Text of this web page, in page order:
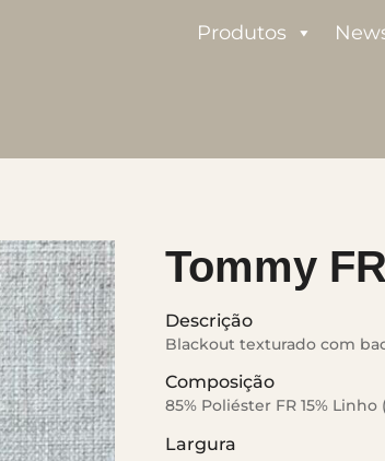
Produtos
Tommy
Descrição
Blackout texturado com
Composição
85% Poliéster FR 15%
Largura